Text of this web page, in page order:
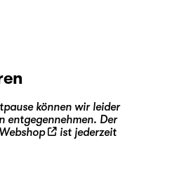
können wir leider
entgegennehmen. Der
Webshop
ist jederzeit